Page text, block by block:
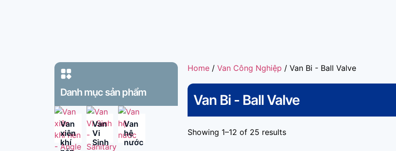
Danh mục sản phẩm​
Van
xiên
khí
Van
Vi
Sinh
Van
hệ
nước
Home/ Van Công Nghiệp / Van Bi - Ball Valve
Van Bi - Ball Valve
Showing 1–12 of 25 results